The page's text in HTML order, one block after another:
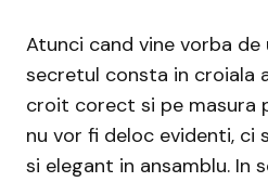
Atunci cand vine vorba de
secretul consta in croiala
croit corect si pe masura
nu vor fi deloc evidenti, ci
si elegant in ansamblu. In